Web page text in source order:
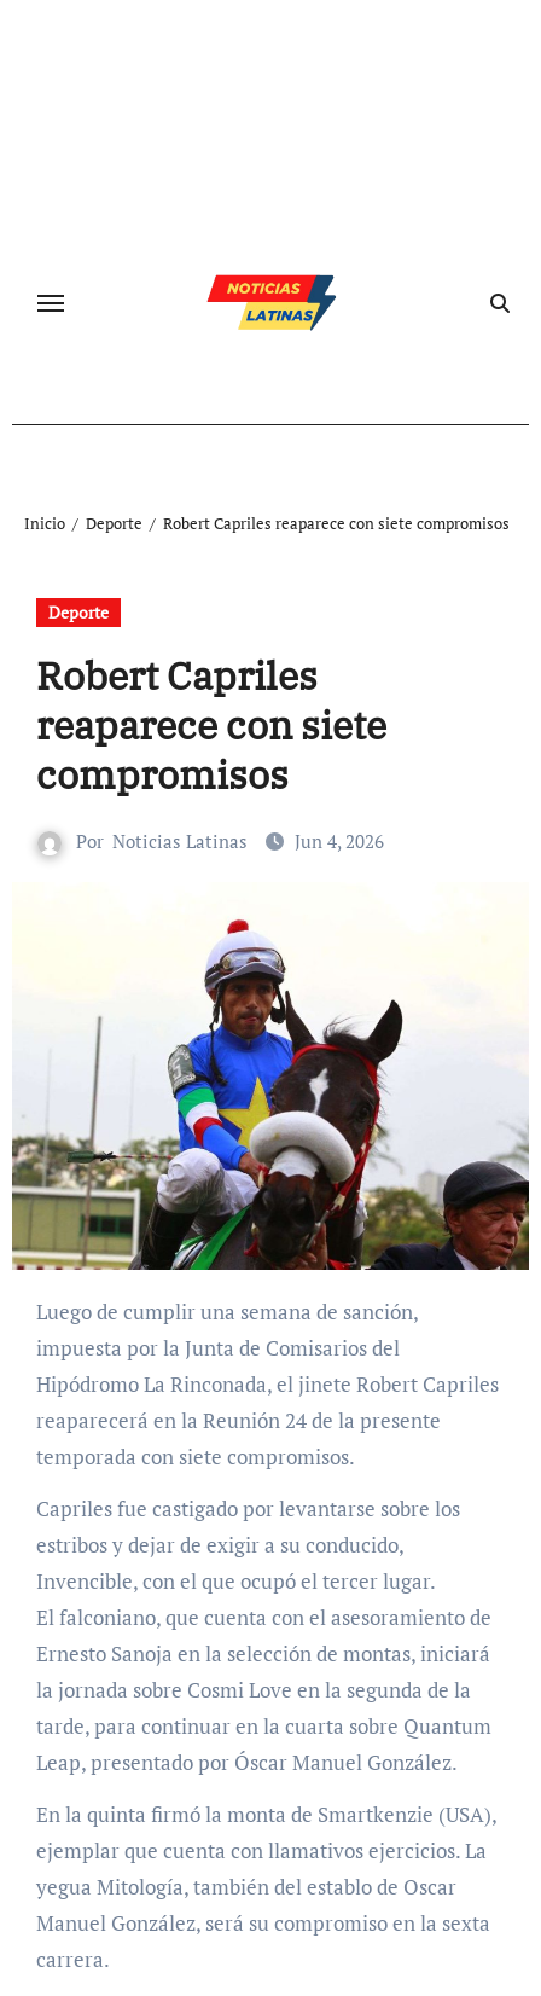
Inicio Deporte Robert Capriles reaparece con siete compromisos
Deporte
Robert Capriles
reaparece con siete
compromisos
Por Noticias Latinas Jun 4, 2026
Luego de cumplir una semana de sanción,
impuesta por la Junta de Comisarios del
Hipódromo La Rinconada, el jinete Robert Capriles
reaparecerá en la Reunión 24 de la presente
temporada con siete compromisos.
Capriles fue castigado por levantarse sobre los
estribos y dejar de exigir a su conducido,
Invencible, con el que ocupó el tercer lugar.
El falconiano, que cuenta con el asesoramiento de
Ernesto Sanoja en la selección de montas, iniciará
la jornada sobre Cosmi Love en la segunda de la
tarde, para continuar en la cuarta sobre Quantum
Leap, presentado por Óscar Manuel González.
En la quinta firmó la monta de Smartkenzie (USA),
ejemplar que cuenta con llamativos ejercicios. La
yegua Mitología, también del establo de Oscar
Manuel González, será su compromiso en la sexta
carrera.